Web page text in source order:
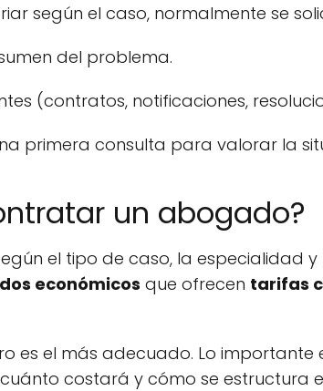
según el caso, normalmente se
del problema.
(contratos, notificaciones,
primera consulta para valorar la
un abogado?
el tipo de caso, la especialidad y
económicos que ofrecen tarifas
es el más adecuado. Lo
costará y cómo se